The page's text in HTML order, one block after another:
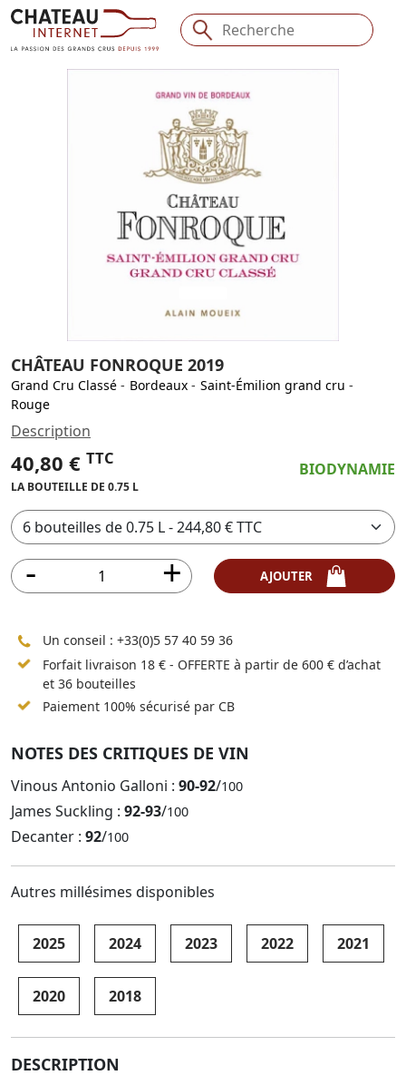
CHÂTEAU FONROQUE 2019
Grand Cru Classé - Bordeaux - Saint-Émilion grand cru -
Rouge
Description
40,80 € TTC
LA BOUTEILLE DE 0.75 L
BIODYNAMIE
Un conseil : +33(0)5 57 40 59 36
Forfait livraison 18 € - OFFERTE à partir de 600 € d’achat
et 36 bouteilles
Paiement 100% sécurisé par CB
NOTES DES CRITIQUES DE VIN
Vinous Antonio Galloni : 90-92/100
James Suckling : 92-93/100
Decanter : 92/100
Autres millésimes disponibles
2025 2024 2023 2022 2021
2020 2018
DESCRIPTION